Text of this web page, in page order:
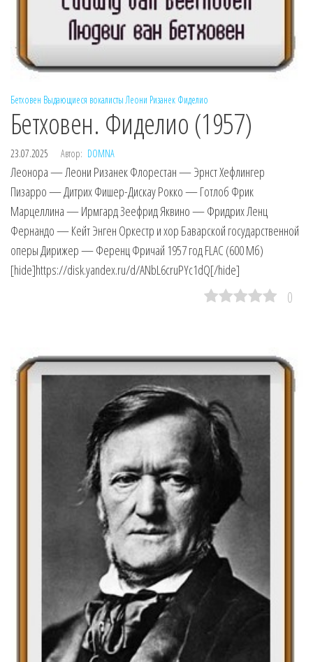
Бетховен Выдающиеся вокалисты Леони Ризанек Фиделио
Бетховен. Фиделио (1957)
23.07.2025 Автор: DOMNA
Леонора — Леони Ризанек Флорестан — Эрнст Хефлингер
Пизарро — Дитрих Фишер-Дискау Рокко — Готлоб Фрик
Марцеллина — Ирмгард Зеефрид Яквино — Фридрих Ленц
Фернандо — Кейт Энген Оркестр и хор Баварской государственной
оперы Дирижер — Ференц Фричай 1957 год FLAC (600 Мб)
[hide]https://disk.yandex.ru/d/ANbL6cruPYc1dQ[/hide]
0